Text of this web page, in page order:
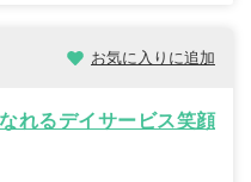
お気に入りに追加
れるデイサービス笑顔